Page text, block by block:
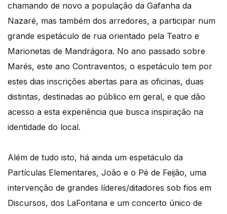
chamando de novo a população da Gafanha da
Nazaré, mas também dos arredores, a participar num
grande espetáculo de rua orientado pela Teatro e
Marionetas de Mandrágora. No ano passado sobre
Marés, este ano Contraventos, o espetáculo tem por
estes dias inscrições abertas para as oficinas, duas
distintas, destinadas ao público em geral, e que dão
acesso a esta experiência que busca inspiração na
identidade do local.
Além de tudo isto, há ainda um espetáculo da
Partículas Elementares, João e o Pé de Feijão, uma
intervenção de grandes líderes/ditadores sob fios em
Discursos, dos LaFontana e um concerto único de